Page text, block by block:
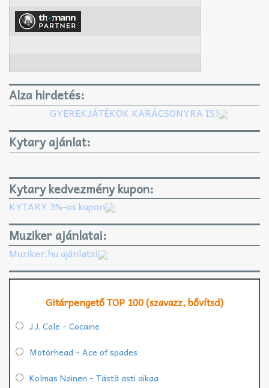
Alza hirdetés:
GYEREKJÁTÉKOK KARÁCSONYRA IS!
Kytary ajánlat:
Kytary kedvezmény kupon:
KYTARY 3%-os kupon
Muziker ajánlatai:
Muziker.hu ajánlatai
Gitárpengető TOP 100 (szavazz, bővítsd)
J.J. Cale - Cocaine
Motörhead - Ace of spades
Kolmas Nainen - Tästä asti aikaa